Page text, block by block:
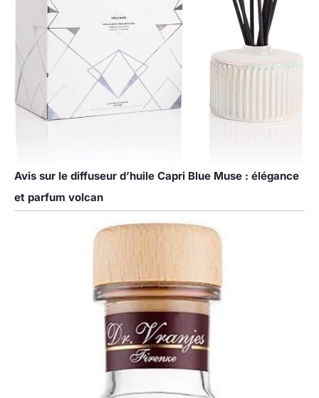
Avis sur le diffuseur d’huile Capri Blue Muse : élégance
et parfum volcan